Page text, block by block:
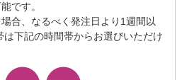
です。
合、なるべく発注日より1週間以
は下記の時間帯からお選びいただけ